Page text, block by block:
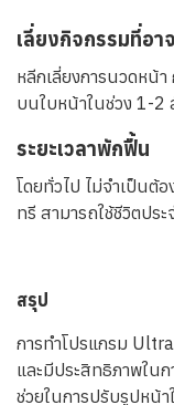
เลี่ยงกิจกรรมที่อา
หลีกเลี่ยงการนวดหน้
บนใบหน้าในช่วง 1-2
ระยะเวลาพักฟื้น
โดยทั่วไป ไม่จำเป็นต้
ทรี สามารถใช้ชีวิตปร
สรุป
การทำโปรแกรม
และมีประสิทธิภาพใน
ช่วยในการปรับรูปหน้า